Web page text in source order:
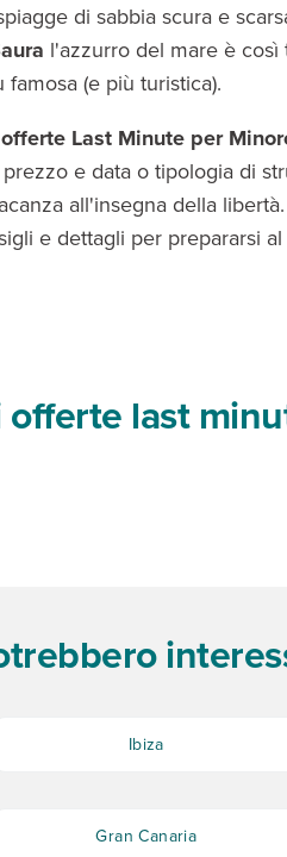
di sabbia scura e
l'azzurro del mare è
famosa (e più turistica).
offerte Last Minute per
e data o tipologia di
all'insegna della
e dettagli per prepararsi
last
Ibiza
Gran Canaria